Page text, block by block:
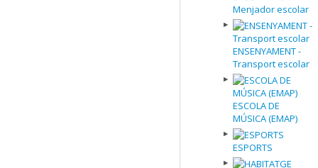
Menjador escolar
ENSENYAMENT -
Transport escolar
ESCOLA DE
MÚSICA (EMAP)
ESPORTS